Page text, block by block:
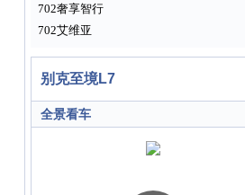
702奢享智行
702艾维亚
别克至境L7
全景看车